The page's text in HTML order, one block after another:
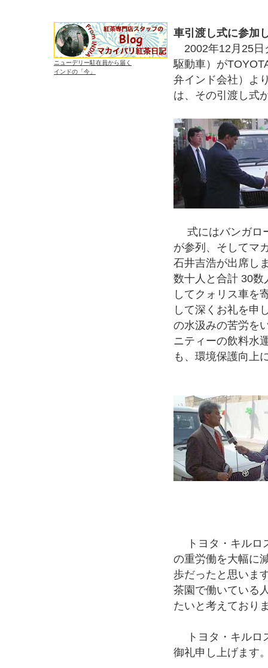
ニューデリー駐在員から届く
インドの「今」
車引渡し式に参加
2002年12月25日
駆動車）が
弁インド会社）よ
は、その引渡し式
式にはバンガロ
が参列、そしてマ
石井吉浩が出席し
数十人と合計 30数
してクォリス車を
して深くお礼を申
の水汲みの苦労を
ニティーの飲料水
も、環境保護向上
トヨタ・キルロ
の重労働を大幅に
歩だったと思いま
茶園で働いている
たいと考えており
トヨタ・キルロ
御礼申し上げます